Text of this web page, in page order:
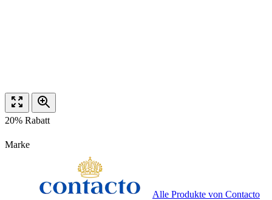
20% Rabatt
Marke
Alle Produkte von Contacto